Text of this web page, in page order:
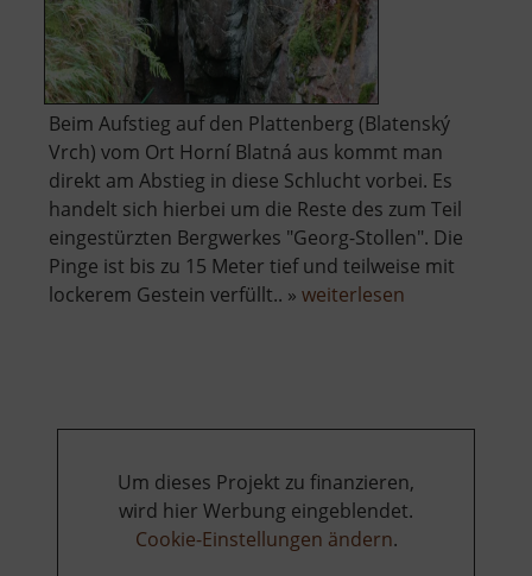
Beim Aufstieg auf den Plattenberg (Blatenský
Vrch) vom Ort Horní Blatná aus kommt man
direkt am Abstieg in diese Schlucht vorbei. Es
handelt sich hierbei um die Reste des zum Teil
eingestürzten Bergwerkes "Georg-Stollen". Die
Pinge ist bis zu 15 Meter tief und teilweise mit
lockerem Gestein verfüllt.. » weiterlesen
Um dieses Projekt zu finanzieren,
wird hier Werbung eingeblendet.
Cookie-Einstellungen ändern.